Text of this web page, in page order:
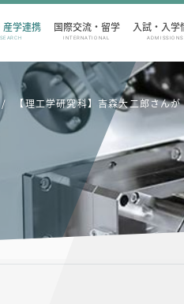
産学連携 国際交流・留学
INTERNATIONAL
入試・入学
ADMISSIONS
【理工学研究科】吉森大二郎さ